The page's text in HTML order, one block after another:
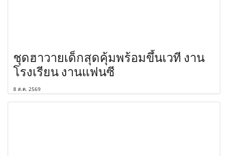
ชุดฮาวายเด็กสุดคุ้มพร้อมขึ้นเวที งาน
โรงเรียน งานแฟนซี
8 ส.ค. 2569